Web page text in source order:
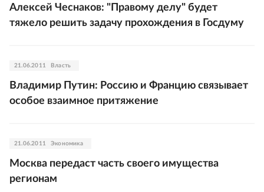
Алексей Чеснаков: "Правому делу" будет
тяжело решить задачу прохождения в Госдуму
21.06.2011 Власть
Владимир Путин: Россию и Францию связывает
особое взаимное притяжение
21.06.2011 Экономика
Москва передаст часть своего имущества
регионам